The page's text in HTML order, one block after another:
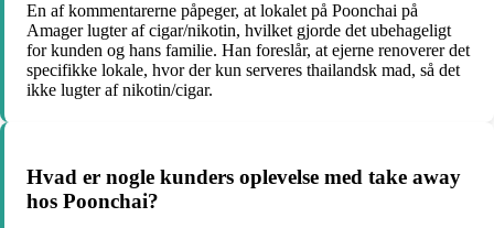
En af kommentarerne påpeger, at lokalet på Poonchai på
Amager lugter af cigar/nikotin, hvilket gjorde det ubehageligt
for kunden og hans familie. Han foreslår, at ejerne renoverer det
specifikke lokale, hvor der kun serveres thailandsk mad, så det
ikke lugter af nikotin/cigar.
Hvad er nogle kunders oplevelse med take away
hos Poonchai?